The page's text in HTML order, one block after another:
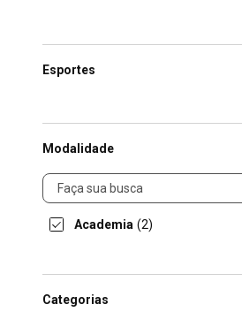
Esportes
Modalidade
Modalidade
Academia (2)
Categorias